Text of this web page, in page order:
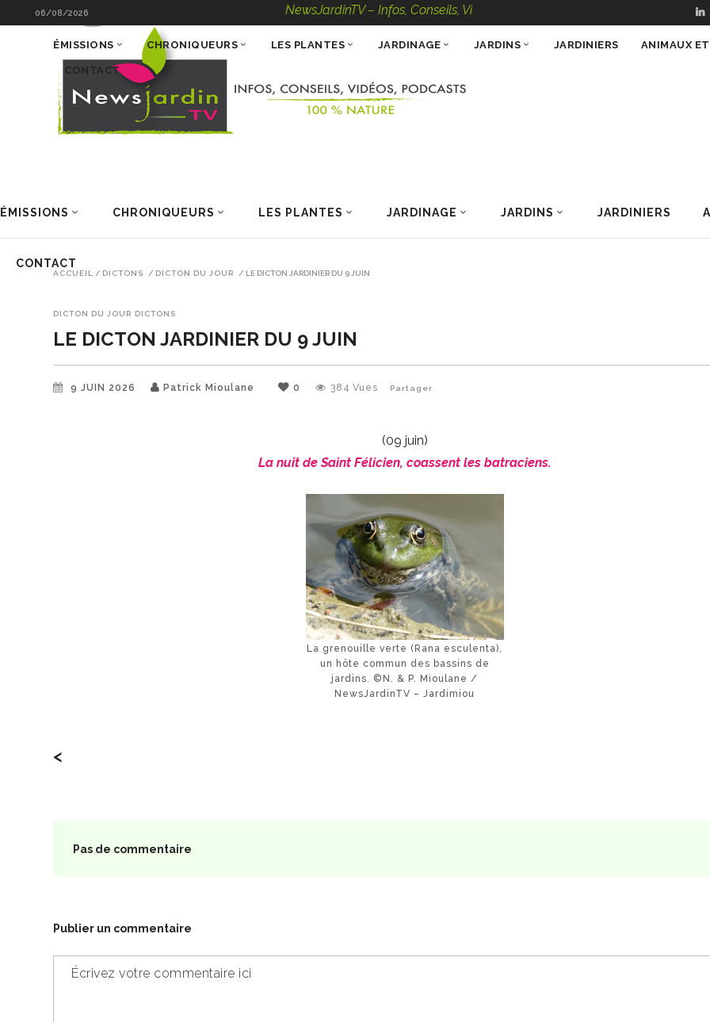
06/08/2026 NewsJardinTV – Infos, Conseils, Vidéos, Podcasts – 100 % Nature
ÉMISSIONS CHRONIQUEURS LES PLANTES JARDINAGE JARDINS JARDINIERS
CONTACT
ÉMISSIONS CHRONIQUEURS LES PLANTES JARDINAGE JARDINS JARDINIERS ANIMAUX
CONTACT
ACCUEIL / DICTONS / DICTON DU JOUR / LE DICTON JARDINIER DU 9 JUIN
DICTON DU JOUR DICTONS
LE DICTON JARDINIER DU 9 JUIN
9 JUIN 2026 Patrick Mioulane 0 384 Vues Partager
(09 juin)
La nuit de Saint Félicien, coassent les batraciens.
La grenouille verte (Rana esculenta),
un hôte commun des bassins de
jardins. ©N. & P. Mioulane /
NewsJardinTV – Jardimiou
<
Pas de commentaire
Publier un commentaire